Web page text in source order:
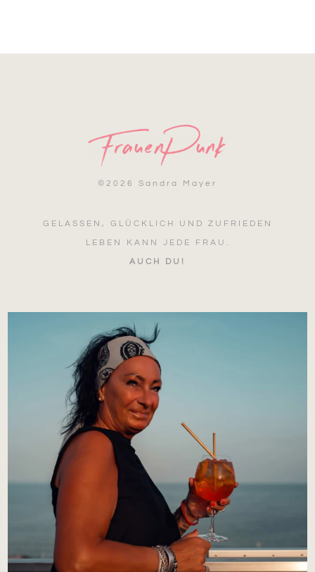
© 2026 Sandra Mayer
GELASSEN, GLÜCKLICH UND ZUFRIEDEN
LEBEN KANN JEDE FRAU.
AUCH DU!